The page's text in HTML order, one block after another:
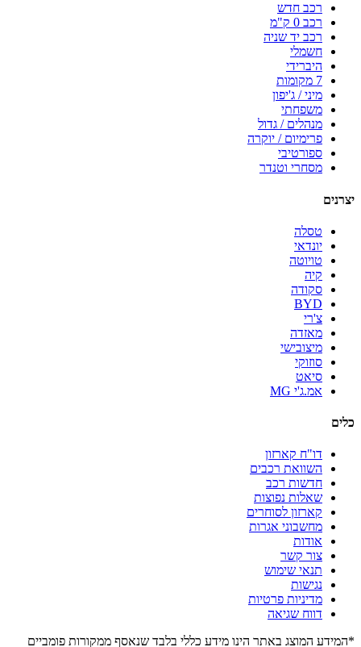
רכב חדש
רכב 0 ק"מ
רכב יד שניה
חשמלי
היברידי
7 מקומות
מיני / ג'יפון
משפחתי
מנהלים / גדול
פרימיום / יוקרה
ספורטיבי
מסחרי וטנדר
יצרנים
טסלה
יונדאי
טויוטה
קיה
סקודה
BYD
צ'רי
מאזדה
מיצובישי
סוזוקי
סיאט
אמ.ג'י MG
כלים
דו"ח קארזון
השוואת רכבים
חדשות רכב
שאלות נפוצות
קארזון לסוחרים
מחשבוני אגרות
אודות
צור קשר
תנאי שימוש
נגישות
מדיניות פרטיות
דווח שגיאה
*המידע המוצג באתר הינו מידע כללי בלבד שנאסף ממקורות פומביים